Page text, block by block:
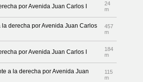
por Avenida Juan Carlos I
24
m
derecha por Avenida Juan Carlos
457
m
por Avenida Juan Carlos I
184
m
a la derecha por Avenida Juan
115
m